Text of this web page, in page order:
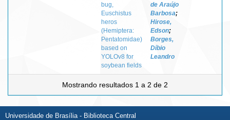
bug,
Euschistus
heros
(Hemiptera:
Pentatomidae)
based on
YOLOv8 for
soybean fields
de Araújo
Barbosa;
Hirose,
Edson;
Borges,
Díbio
Leandro
Mostrando resultados 1 a 2 de 2
Universidade de Brasília - Biblioteca Central